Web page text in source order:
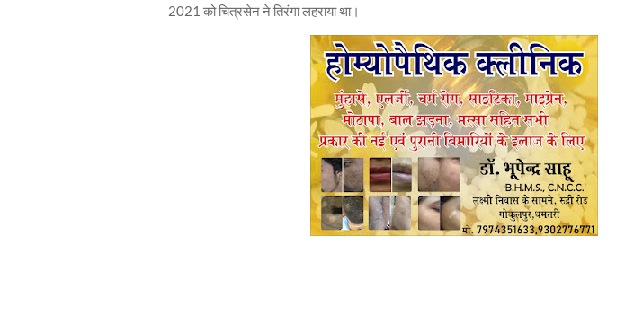
2021 को चित्रसेन ने तिरंगा लहराया था।